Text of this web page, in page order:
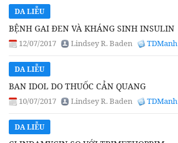
DA LIỄU
BỆNH GAI ĐEN VÀ KHÁNG SINH INSULIN
12/07/2017 Lindsey R. Baden TDManh
DA LIỄU
BAN IDOL DO THUỐC CẢN QUANG
10/07/2017 Lindsey R. Baden TDManh
DA LIỄU